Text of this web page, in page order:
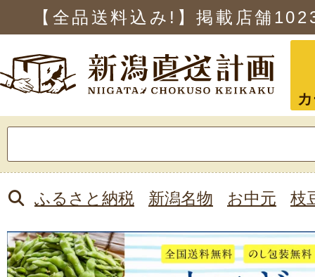
【全品送料込み!】掲載店舗
索:
ふるさと納税 新潟名物 お中元 枝